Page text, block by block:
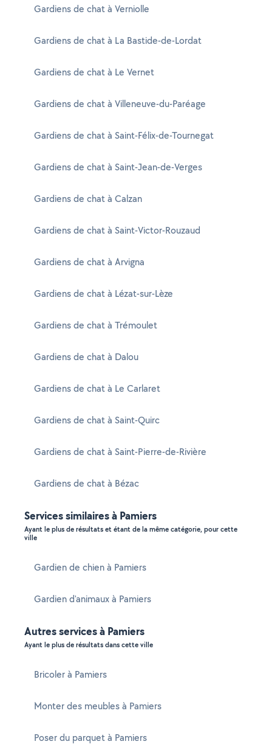
Gardiens de chat à Verniolle
Gardiens de chat à La Bastide-de-Lordat
Gardiens de chat à Le Vernet
Gardiens de chat à Villeneuve-du-Paréage
Gardiens de chat à Saint-Félix-de-Tournegat
Gardiens de chat à Saint-Jean-de-Verges
Gardiens de chat à Calzan
Gardiens de chat à Saint-Victor-Rouzaud
Gardiens de chat à Arvigna
Gardiens de chat à Lézat-sur-Lèze
Gardiens de chat à Trémoulet
Gardiens de chat à Dalou
Gardiens de chat à Le Carlaret
Gardiens de chat à Saint-Quirc
Gardiens de chat à Saint-Pierre-de-Rivière
Gardiens de chat à Bézac
Services similaires à Pamiers
Ayant le plus de résultats et étant de la même catégorie, pour cette
ville
Gardien de chien à Pamiers
Gardien d'animaux à Pamiers
Autres services à Pamiers
Ayant le plus de résultats dans cette ville
Bricoler à Pamiers
Monter des meubles à Pamiers
Poser du parquet à Pamiers